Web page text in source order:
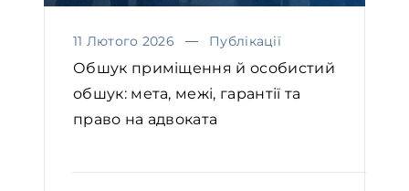
11 Лютого 2026 Публікації
Обшук приміщення й особистий
обшук: мета, межі, гарантії та
право на адвоката￼